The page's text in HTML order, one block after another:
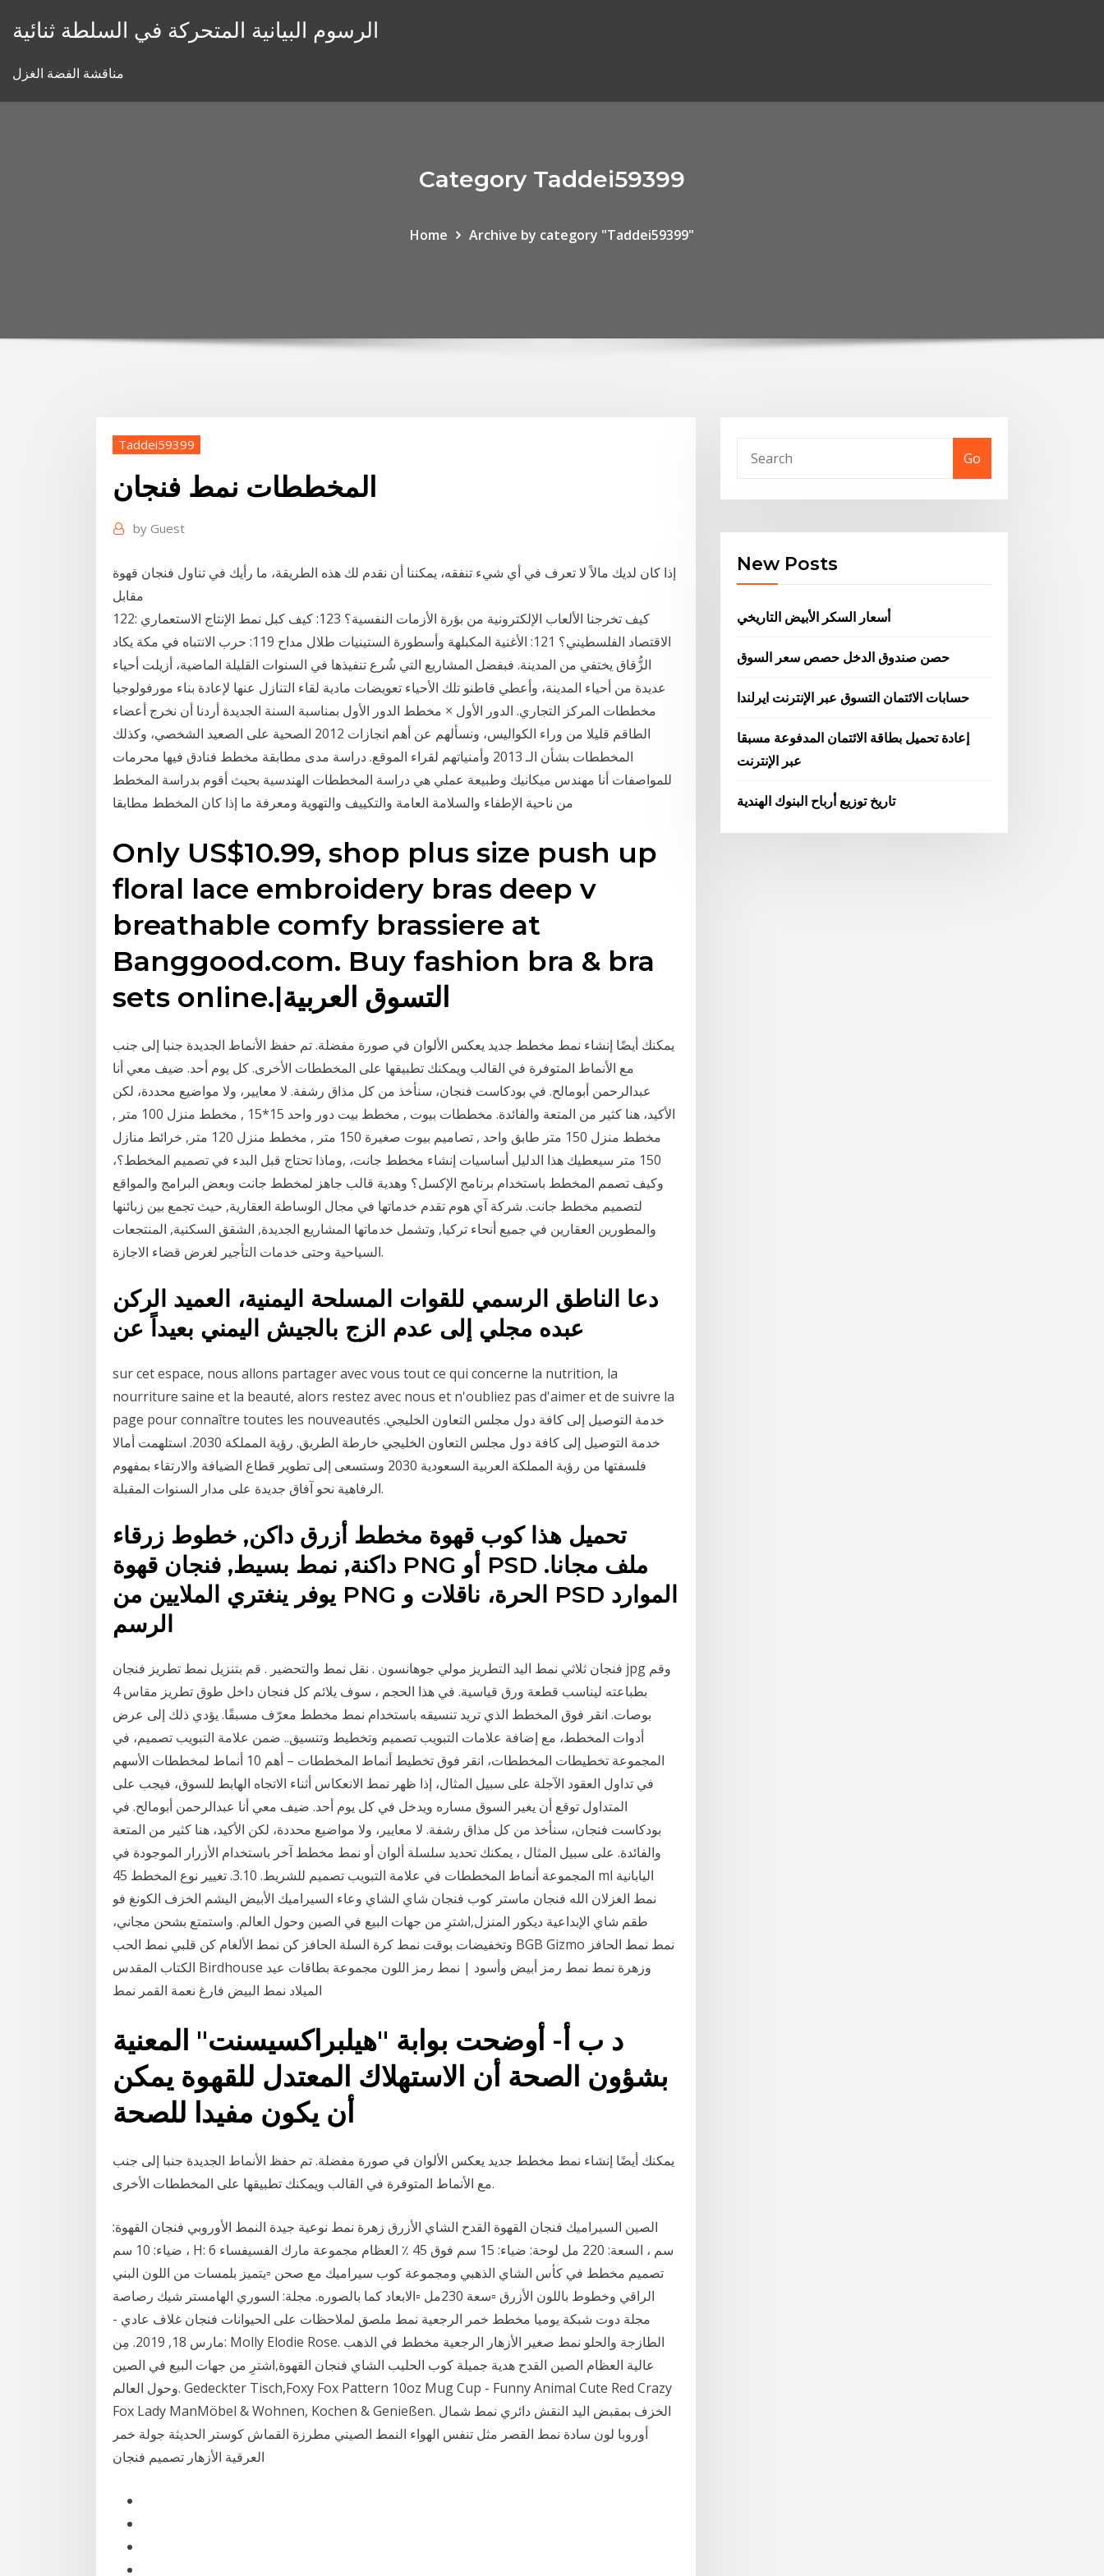
الرسوم البيانية المتحركة في السلطة ثنائية
مناقشة الفضة الغزل
Category Taddei59399
Home Archive by category "Taddei59399"
Taddei59399
المخططات نمط فنجان
by Guest
إذا كان لديك مالاً لا تعرف في أي شيء تنفقه، يمكننا أن نقدم لك هذه الطريقة، ما رأيك في تناول فنجان قهوة
مقابل
122: كيف تخرجنا الألعاب الإلكترونية من بؤرة الأزمات النفسية؟ 123: كيف كبل نمط الإنتاج الاستعماري
الاقتصاد الفلسطيني؟ 121: الأغنية المكبلهة وأسطورة الستينيات طلال مداح 119: حرب الانتباه في مكة يكاد
الزُّقاق يختفي من المدينة. فبفضل المشاريع التي شُرع تنفيذها في السنوات القليلة الماضية، أزيلت أحياء
عديدة من أحياء المدينة، وأعطي قاطنو تلك الأحياء تعويضات مادية لقاء التنازل عنها لإعادة بناء مورفولوجيا
مخططات المركز التجاري. الدور الأول × مخطط الدور الأول بمناسبة السنة الجديدة أردنا أن نخرج أعضاء
الطاقم قليلا من وراء الكواليس، ونسألهم عن أهم انجازات 2012 الصحية على الصعيد الشخصي، وكذلك
المخططات بشأن الـ 2013 وأمنياتهم لقراء الموقع. دراسة مدى مطابقة مخطط فنادق فيها محرمات
للمواصفات أنا مهندس ميكانيك وطبيعة عملي هي دراسة المخططات الهندسية بحيث أقوم بدراسة المخطط
من ناحية الإطفاء والسلامة العامة والتكييف والتهوية ومعرفة ما إذا كان المخطط مطابقا
Only US$10.99, shop plus size push up
floral lace embroidery bras deep v
breathable comfy brassiere at
Banggood.com. Buy fashion bra & bra
sets online.|التسوق العربية
يمكنك أيضًا إنشاء نمط مخطط جديد يعكس الألوان في صورة مفضلة. تم حفظ الأنماط الجديدة جنبا إلى جنب
مع الأنماط المتوفرة في القالب ويمكنك تطبيقها على المخططات الأخرى. كل يوم أحد. ضيف معي أنا
عبدالرحمن أبومالح. في بودكاست فنجان، سنأخذ من كل مذاق رشفة. لا معايير، ولا مواضيع محددة، لكن
الأكيد، هنا كثير من المتعة والفائدة. مخططات بيوت , مخطط بيت دور واحد 15*15 , مخطط منزل 100 متر ,
مخطط منزل 150 متر طابق واحد , تصاميم بيوت صغيرة 150 متر , مخطط منزل 120 متر, خرائط منازل
150 متر سيعطيك هذا الدليل أساسيات إنشاء مخطط جانت، ,وماذا تحتاج قبل البدء في تصميم المخطط؟،
وكيف تصمم المخطط باستخدام برنامج الإكسل؟ وهدية قالب جاهز لمخطط جانت وبعض البرامج والمواقع
لتصميم مخطط جانت. شركة آي هوم تقدم خدماتها في مجال الوساطة العقارية, حيث تجمع بين زبائنها
والمطورين العقارين في جميع أنحاء تركيا, وتشمل خدماتها المشاريع الجديدة, الشقق السكنية, المنتجعات
السياحية وحتى خدمات التأجير لغرض قضاء الاجازة.
دعا الناطق الرسمي للقوات المسلحة اليمنية، العميد الركن
عبده مجلي إلى عدم الزج بالجيش اليمني بعيداً عن
sur cet espace, nous allons partager avec vous tout ce qui concerne la nutrition, la
nourriture saine et la beauté, alors restez avec nous et n'oubliez pas d'aimer et de suivre la
page pour connaître toutes les nouveautés خدمة التوصيل إلى كافة دول مجلس التعاون الخليجي.
خدمة التوصيل إلى كافة دول مجلس التعاون الخليجي خارطة الطريق. رؤية المملكة 2030. استلهمت أمالا
فلسفتها من رؤية المملكة العربية السعودية 2030 وستسعى إلى تطوير قطاع الضيافة والارتقاء بمفهوم
الرفاهية نحو آفاق جديدة على مدار السنوات المقبلة.
تحميل هذا كوب قهوة مخطط أزرق داكن, خطوط زرقاء
داكنة, نمط بسيط, فنجان قهوة PNG أو PSD ملف مجانا.
يوفر ينغتري الملايين من PNG الحرة، ناقلات و PSD الموارد
فنجان ثلاثي نمط اليد التطريز مولي جوهانسون . نقل نمط والتحضير . قم بتنزيل نمط تطريز فنجان jpg وقم
بطباعته ليناسب قطعة ورق قياسية. في هذا الحجم ، سوف يلائم كل فنجان داخل طوق تطريز مقاس 4
بوصات. انقر فوق المخطط الذي تريد تنسيقه باستخدام نمط مخطط معرّف مسبقًا. يؤدي ذلك إلى عرض
أدوات المخطط، مع إضافة علامات التبويب تصميم وتخطيط وتنسيق.. ضمن علامة التبويب تصميم، في
المجموعة تخطيطات المخططات، انقر فوق تخطيط أنماط المخططات – أهم 10 أنماط لمخططات الأسهم
في تداول العقود الآجلة على سبيل المثال، إذا ظهر نمط الانعكاس أثناء الاتجاه الهابط للسوق، فيجب على
المتداول توقع أن يغير السوق مساره ويدخل في كل يوم أحد. ضيف معي أنا عبدالرحمن أبومالح. في
بودكاست فنجان، سنأخذ من كل مذاق رشفة. لا معايير، ولا مواضيع محددة، لكن الأكيد، هنا كثير من المتعة
والفائدة. على سبيل المثال ، يمكنك تحديد سلسلة ألوان أو نمط مخطط آخر باستخدام الأزرار الموجودة في
المجموعة أنماط المخططات في علامة التبويب تصميم للشريط. 3.10. تغيير نوع المخطط 45 ml اليابانية
نمط الغزلان الله فنجان ماستر كوب فنجان شاي الشاي وعاء السيراميك الأبيض اليشم الخزف الكونغ فو
طقم شاي الإبداعية ديكور المنزل,اشترِ من جهات البيع في الصين وحول العالم. واستمتع بشحن مجاني،
وتخفيضات بوقت نمط كرة السلة الحافز كن نمط الألغام كن قلبي نمط الحب BGB Gizmo نمط نمط الحافز
الكتاب المقدس Birdhouse وزهرة نمط نمط رمز أبيض وأسود | نمط رمز اللون مجموعة بطاقات عيد
الميلاد نمط البيض فارغ نعمة القمر نمط
د ب أ- أوضحت بوابة "هيلبراكسيسنت" المعنية
بشؤون الصحة أن الاستهلاك المعتدل للقهوة يمكن
أن يكون مفيدا للصحة
يمكنك أيضًا إنشاء نمط مخطط جديد يعكس الألوان في صورة مفضلة. تم حفظ الأنماط الجديدة جنبا إلى جنب
مع الأنماط المتوفرة في القالب ويمكنك تطبيقها على المخططات الأخرى.
الصين السيراميك فنجان القهوة القدح الشاي الأزرق زهرة نمط نوعية جيدة النمط الأوروبي فنجان القهوة:
ضياء: 10 سم ، H: 6 سم ، السعة: 220 مل لوحة: ضياء: 15 سم فوق 45 ٪ العظام مجموعة مارك الفسيفساء
تصميم مخطط في كأس الشاي الذهبي ومجموعة كوب سيراميك مع صحن ▫️يتميز بلمسات من اللون البني
الراقي وخطوط باللون الأزرق ▫️سعة 230مل ▫️الابعاد كما بالصوره. مجلة: السوري الهامستر شيك رصاصة
مجلة دوت شبكة يوميا مخطط خمر الرجعية نمط ملصق لملاحظات على الحيوانات فنجان غلاف عادي -
مارس 18, 2019. مِن: Molly Elodie Rose. الطازجة والحلو نمط صغير الأزهار الرجعية مخطط في الذهب
عالية العظام الصين القدح هدية جميلة كوب الحليب الشاي فنجان القهوة,اشترِ من جهات البيع في الصين
وحول العالم. Gedeckter Tisch,Foxy Fox Pattern 10oz Mug Cup - Funny Animal Cute Red Crazy
Fox Lady ManMöbel & Wohnen, Kochen & Genießen. الخزف بمقبض اليد النقش دائري نمط شمال
أوروبا لون سادة نمط القصر مثل تنفس الهواء النمط الصيني مطرزة القماش كوستر الحديثة جولة خمر
Go
New Posts
أسعار السكر الأبيض التاريخي
حصن صندوق الدخل حصص سعر السوق
حسابات الائتمان التسوق عبر الإنترنت ايرلندا
إعادة تحميل بطاقة الائتمان المدفوعة مسبقا
عبر الإنترنت
تاريخ توزيع أرباح البنوك الهندية